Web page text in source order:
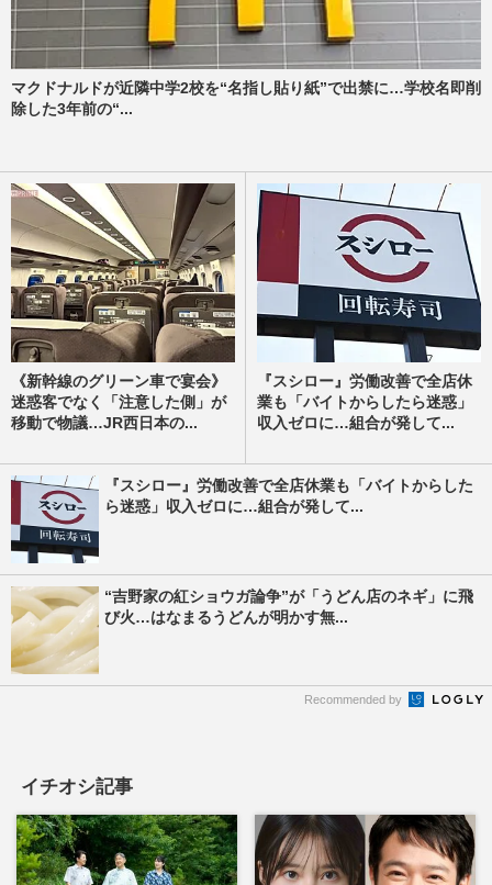
マクドナルドが近隣中学2校を“名指し貼り紙”で出禁に…学校名即削
除した3年前の“...
《新幹線のグリーン車で宴会》
迷惑客でなく「注意した側」が
移動で物議…JR西日本の...
『スシロー』労働改善で全店休
業も「バイトからしたら迷惑」
収入ゼロに…組合が発して...
『スシロー』労働改善で全店休業も「バイトからした
ら迷惑」収入ゼロに…組合が発して...
“吉野家の紅ショウガ論争”が「うどん店のネギ」に飛
び火…はなまるうどんが明かす無...
Recommended by
イチオシ記事